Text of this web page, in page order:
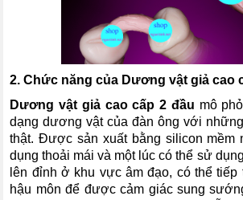
2. Chức năng của Dương vật giả cao
Dương vật giả cao cấp 2 đầu mô
dạng dương vật của đàn ông với
thật. Được sản xuất bằng silicon mềm
dụng thoải mái và một lúc có thể sử
lên đỉnh ở khu vực âm đạo, có thể tiếp
hậu môn để được cảm giác sung